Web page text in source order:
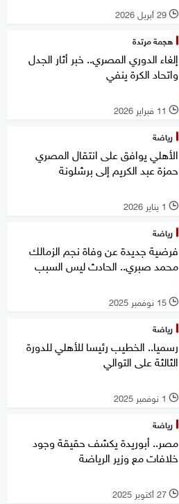
l 29 أبريل 2026
هجمة مرتدة
إلغاء الدوري المصري.. خبر أثار الجدل
واتحاد الكرة ينفي
l 11 فبراير 2026
رياضة
الأهلي يوافق على انتقال المصري
حمزة عبد الكريم إلى برشلونة
l 1 يناير 2026
رياضة
فرضية جديدة عن وفاة نجم الزمالك
محمد صبري.. الحادث ليس السبب
l 15 نوفمبر 2025
رياضة
رسميا.. الخطيب رئيسا للأهلي للدورة
الثالثة على التوالي
l 1 نوفمبر 2025
رياضة
مصر.. أبوريدة يكشف حقيقة وجود
خلافات مع وزير الرياضة
l 27 أكتوبر 2025